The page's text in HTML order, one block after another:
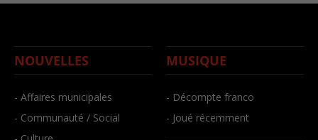
NOUVELLES
- Affaires municipales
- Communauté / Social
MUSIQUE
- Décompte franco
- Joué récemment